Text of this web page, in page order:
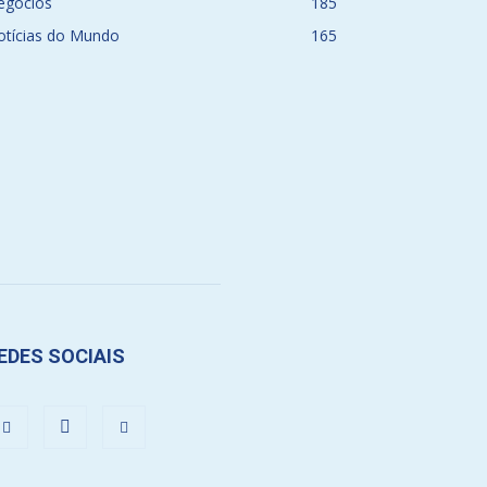
do Mundo
165
SOCIAIS